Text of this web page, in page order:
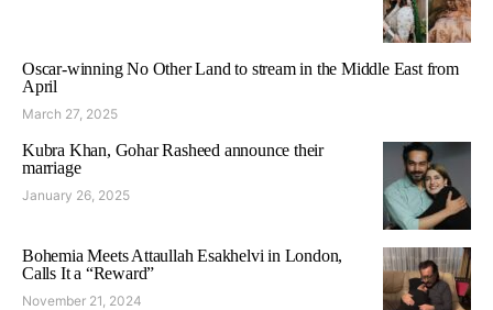
Oscar-winning No Other Land to stream in the Middle East from
April
March 27, 2025
Kubra Khan, Gohar Rasheed announce their
marriage
January 26, 2025
Bohemia Meets Attaullah Esakhelvi in London,
Calls It a “Reward”
November 21, 2024